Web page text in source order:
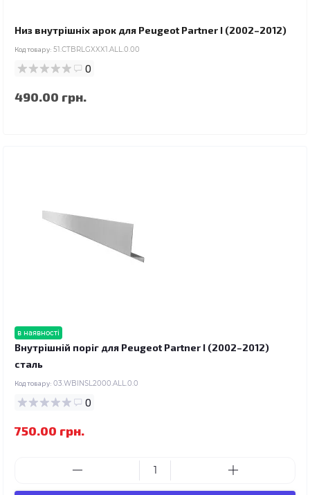
Низ внутрішніх арок для Peugeot Partner I (2002–2012)
Код товару: 51.CTBRLGXXX1.ALL.0.00
0
490.00 грн.
в наявності
Внутрішній поріг для Peugeot Partner I (2002–2012)
сталь
Код товару: 03.WBINSL2000.ALL.0.0
0
750.00 грн.